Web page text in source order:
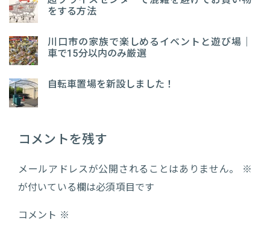
をする方法
川口市の家族で楽しめるイベントと遊び場｜
車で15分以内のみ厳選
自転車置場を新設しました！
コメントを残す
メールアドレスが公開されることはありません。
※
が付いている欄は必須項目です
コメント ※